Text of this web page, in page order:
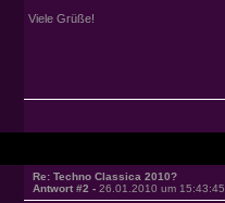
Viele Grüße!
Re: Techno Classica 2010?
Antwort #2 - 26.01.2010 um 15:43:45